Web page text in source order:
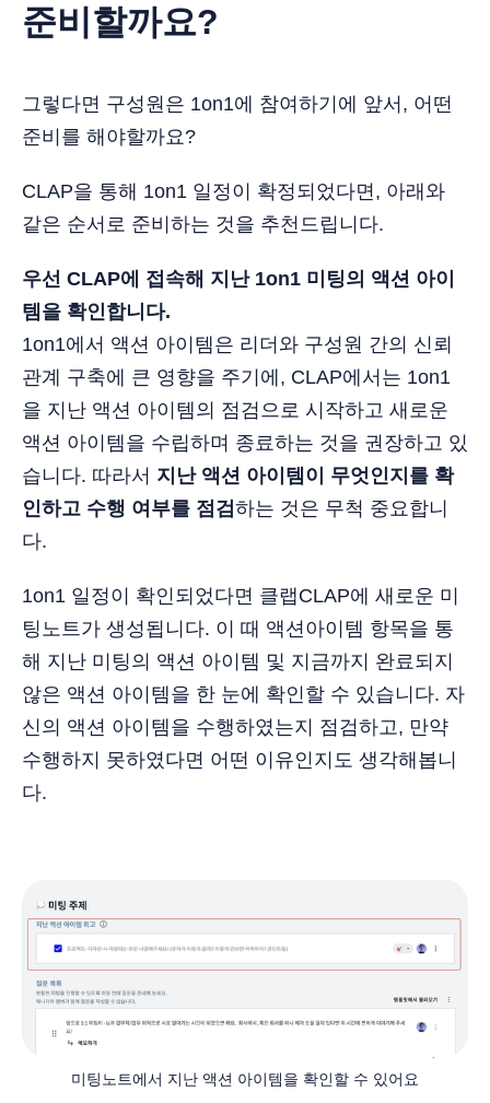
준비할까요?
그렇다면 구성원은 1on1에 참여하기에 앞서, 어떤
준비를 해야할까요?
CLAP을 통해 1on1 일정이 확정되었다면, 아래와
같은 순서로 준비하는 것을 추천드립니다.
우선 CLAP에 접속해 지난 1on1 미팅의 액션 아이
템을 확인합니다.
1on1에서 액션 아이템은 리더와 구성원 간의 신뢰
관계 구축에 큰 영향을 주기에, CLAP에서는 1on1
을 지난 액션 아이템의 점검으로 시작하고 새로운
액션 아이템을 수립하며 종료하는 것을 권장하고 있
습니다. 따라서 지난 액션 아이템이 무엇인지를 확
인하고 수행 여부를 점검 하는 것은 무척 중요합니
다.
1on1 일정이 확인되었다면 클랩CLAP에 새로운 미
팅노트가 생성됩니다. 이 때 액션아이템 항목을 통
해 지난 미팅의 액션 아이템 및 지금까지 완료되지
않은 액션 아이템을 한 눈에 확인할 수 있습니다. 자
신의 액션 아이템을 수행하였는지 점검하고, 만약
수행하지 못하였다면 어떤 이유인지도 생각해봅니
다.
미팅노트에서 지난 액션 아이템을 확인할 수 있어요